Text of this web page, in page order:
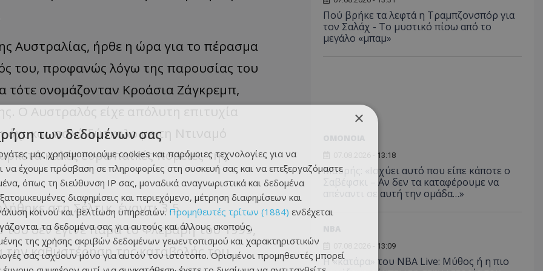
Αυστραλίας, ήρθε η ώρα για το πέρασμα
του, προφανώς λόγω της παρουσίας του
ονομάζονταν Κροάσια Ζάγκρεμπ,
Ο Αυστραλός είχε απόλυτη επιτυχία
όχι και πολύ δύσκολο με τη Ντιναμό
καλές ευρωπαϊκές πορείες της
στη Σέλτικ, έναντι 3.5
δεν έγινε παρά το Φλεβάρη του 1999,
καθυστέρηση της καταβολής του
Πού βρήκε τα λεφτά η Τραμπζονσπόρ για
τον Σαλάχ - Το μυστικό πίσω από το
μεγάλο «μπαμ»
07.08.2026 - 13:18
Μαυρής: «Ισχύει αυτό που είπε κάποτε ο
Σαβέφσκι – Αν δεν τα καταφέρουμε να
απέναντι σε αυτή την ομάδα…»
07.08.2026 - 13:09
Η «κατάρα» του NBA Live: Μύθος ή η πιο
×
των δεδομένων σας
μας χρησιμοποιούμε cookies και παρόμοιες τεχνολογίες για να
να έχουμε πρόσβαση σε πληροφορίες στη συσκευή σας και να επεξεργαζόμαστε
όπως τη διεύθυνση IP σας, μοναδικά αναγνωριστικά και δεδομένα
διαφημίσεις και περιεχόμενο, μέτρηση διαφημίσεων και
κοινού και βελτίωση υπηρεσιών. Προμηθευτές τρίτων (1884) ενδέχεται
τα δεδομένα σας για αυτούς και άλλους σκοπούς,
της χρήσης ακριβών δεδομένων γεωεντοπισμού και χαρακτηριστικών
σας ισχύουν μόνο για αυτόν τον ιστότοπο. Ορισμένοι προμηθευτές μπορεί